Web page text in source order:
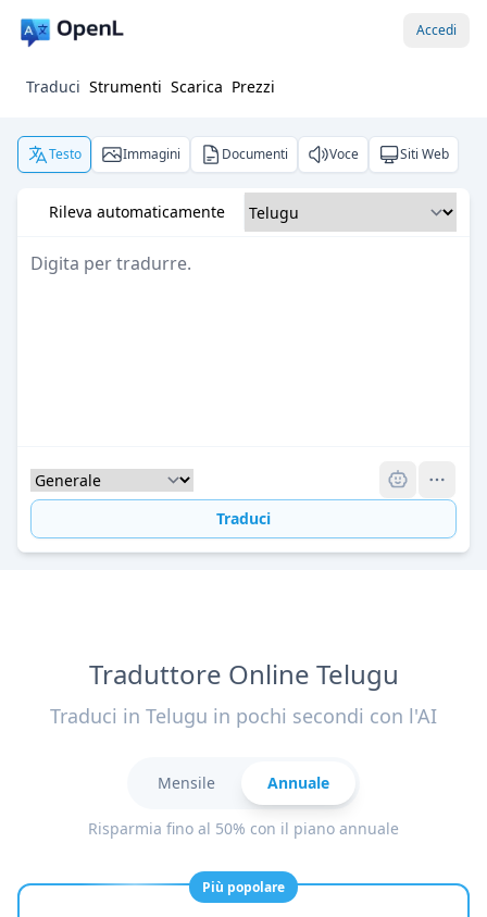
Accedi
Traduci Strumenti Scarica Prezzi
Testo Immagini Documenti Voce Siti Web
Rileva automaticamente
Traduci
Traduttore Online Telugu
Traduci in Telugu in pochi secondi con l'AI
Mensile Annuale
Risparmia fino al 50% con il piano annuale
Più popolare